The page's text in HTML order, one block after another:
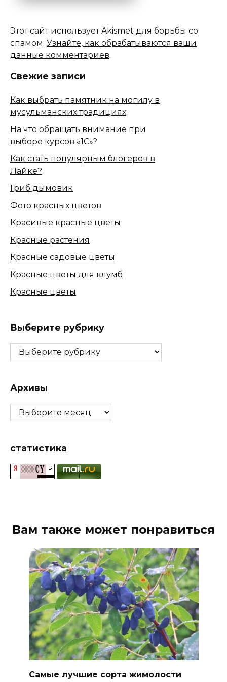
Этот сайт использует Akismet для борьбы со
спамом. Узнайте, как обрабатываются ваши
данные комментариев.
Свежие записи
Как выбрать памятник на могилу в
мусульманских традициях
На что обращать внимание при
выборе курсов «1С»?
Как стать популярным блогеров в
Лайке?
Гриб дымовик
Фото красных цветов
Красивые красные цветы
Красные растения
Красные садовые цветы
Красные цветы для клумб
Красные цветы
Выберите рубрику
Выберите
рубрику
Архивы
Архивы
статистика
Вам также может понравиться
Самые лучшие сорта жимолости